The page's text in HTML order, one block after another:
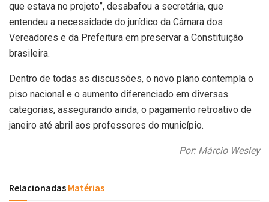
que estava no projeto”, desabafou a secretária, que
entendeu a necessidade do jurídico da Câmara dos
Vereadores e da Prefeitura em preservar a Constituição
brasileira.
Dentro de todas as discussões, o novo plano contempla o
piso nacional e o aumento diferenciado em diversas
categorias, assegurando ainda, o pagamento retroativo de
janeiro até abril aos professores do município.
Por: Márcio Wesley
Relacionadas Matérias